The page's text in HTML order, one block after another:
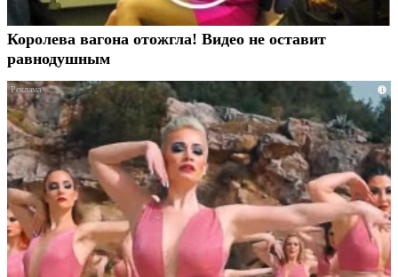
Королева вагона отожгла! Видео не оставит
равнодушным
i